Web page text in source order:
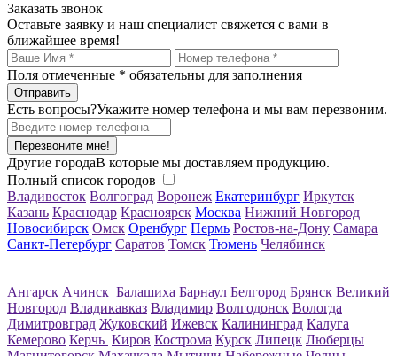
Заказать звонок
Оставьте заявку и наш специалист свяжется с вами в
ближайшее время!
Поля отмеченные * обязательны для заполнения
Есть вопросы?Укажите номер телефона и мы вам перезвоним.
Перезвоните мне!
Другие городаВ которые мы доставляем продукцию.
Полный список городов
Владивосток Волгоград Воронеж Екатеринбург Иркутск
Казань Краснодар Красноярск Москва Нижний Новгород
Новосибирск Омск Оренбург Пермь Ростов-на-Дону Самара
Санкт-Петербург Саратов Томск Тюмень Челябинск
Ангарск Ачинск Балашиха Барнаул Белгород Брянск Великий
Новгород Владикавказ Владимир Волгодонск Вологда
Димитровград Жуковский Ижевск Калининград Калуга
Кемерово Керчь Киров Кострома Курск Липецк Люберцы